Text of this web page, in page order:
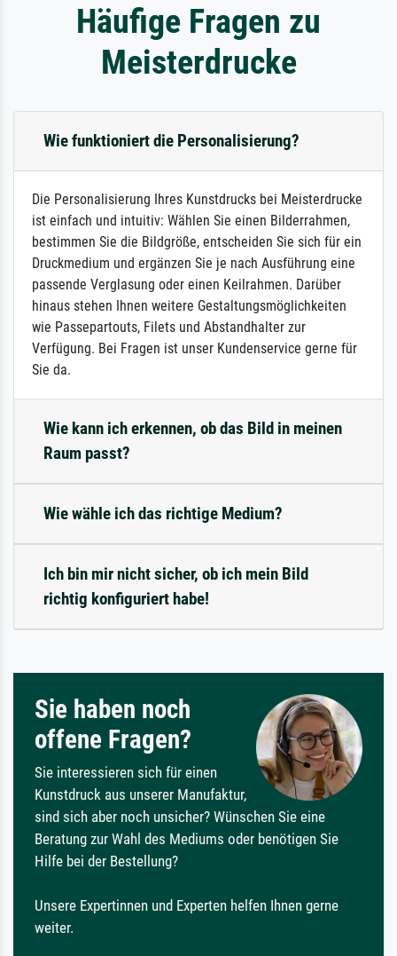
Häufige Fragen zu
Meisterdrucke
Wie funktioniert die Personalisierung?
Die Personalisierung Ihres Kunstdrucks bei Meisterdrucke
ist einfach und intuitiv: Wählen Sie einen Bilderrahmen,
bestimmen Sie die Bildgröße, entscheiden Sie sich für ein
Druckmedium und ergänzen Sie je nach Ausführung eine
passende Verglasung oder einen Keilrahmen. Darüber
hinaus stehen Ihnen weitere Gestaltungsmöglichkeiten
wie Passepartouts, Filets und Abstandhalter zur
Verfügung. Bei Fragen ist unser Kundenservice gerne für
Sie da.
Wie kann ich erkennen, ob das Bild in meinen
Raum passt?
Wie wähle ich das richtige Medium?
Ich bin mir nicht sicher, ob ich mein Bild
richtig konfiguriert habe!
Sie haben noch
offene Fragen?
Sie interessieren sich für einen
Kunstdruck aus unserer Manufaktur,
sind sich aber noch unsicher? Wünschen Sie eine
Beratung zur Wahl des Mediums oder benötigen Sie
Hilfe bei der Bestellung?
Unsere Expertinnen und Experten helfen Ihnen gerne
weiter.